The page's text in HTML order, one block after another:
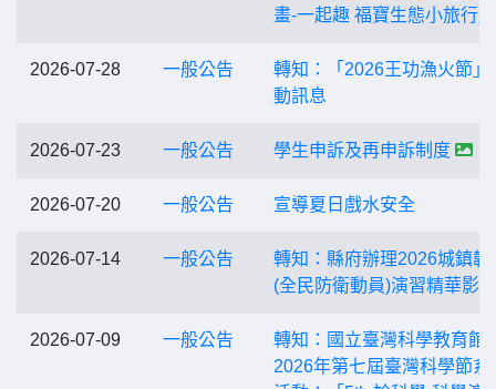
畫-一起趣 福寶生態小旅行」
2026-07-28 一般公告
轉知：「2026王功漁火節」
動訊息
2026-07-23 一般公告 學生申訴及再申訴制度
2026-07-20 一般公告 宣導夏日戲水安全
2026-07-14 一般公告
轉知：縣府辦理2026城鎮韌
(全民防衛動員)演習精華影片
2026-07-09 一般公告
轉知：國立臺灣科學教育館
2026年第七屆臺灣科學節系